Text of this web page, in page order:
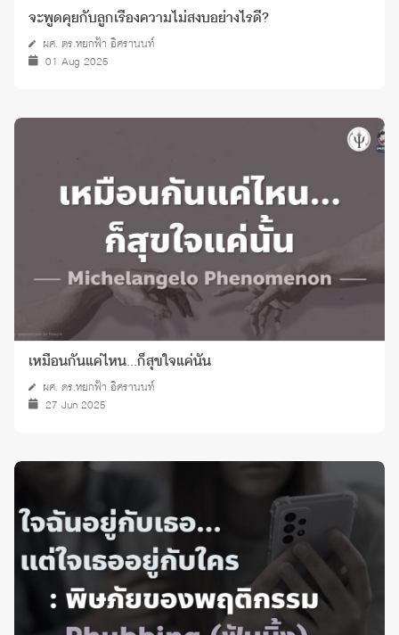
จะพูดคุยกับลูกเรื่องความไม่สงบอย่างไรดี?
ผศ. ดร.หยกฟ้า อิศรานนท์
01 Aug 2025
เหมือนกันแค่ไหน...ก็สุขใจแค่นั้น
ผศ. ดร.หยกฟ้า อิศรานนท์
27 Jun 2025